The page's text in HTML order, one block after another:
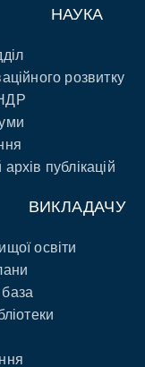
НАУКА
розвитку
публікацій
ВИКЛАДАЧУ
освіти